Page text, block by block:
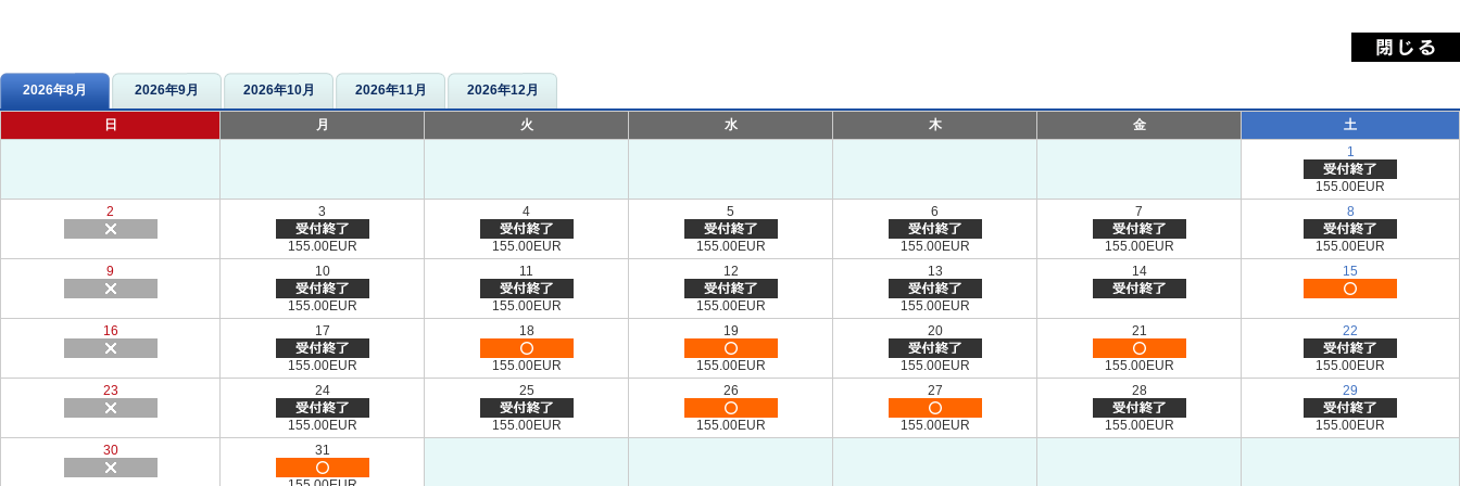
2026年8月 2026年9月 2026年10月 2026年11月 2026年12月
日 月 火 水 木 金
土
1
155.00EUR
2
3
155.00EUR
4
155.00EUR
5
155.00EUR
6
155.00EUR
7
155.00EUR
8
155.00EUR
9
10
155.00EUR
11
155.00EUR
12
155.00EUR
13
155.00EUR
14 15
16 17
155.00EUR
18
155.00EUR
19
155.00EUR
20
155.00EUR
21
155.00EUR
22
155.00EUR
23
24
155.00EUR
25
155.00EUR
26
155.00EUR
27
155.00EUR
28
155.00EUR
29
155.00EUR
30
31